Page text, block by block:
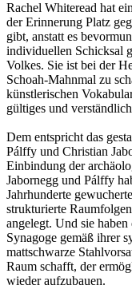
Rachel Whiteread hat
der Erinnerung Platz
gibt, anstatt es
individuellen Schicksal
Volkes. Sie ist bei der
Schoah-Mahnmal zu
künstlerischen
gültiges und
Dem entspricht das
Pálffy und Christian
Einbindung der
Jabornegg und Pálffy
Jahrhunderte
strukturierte
angelegt. Und sie
Synagoge gemäß ihrer
mattschwarze
Raum schafft, der
wieder aufzubauen.